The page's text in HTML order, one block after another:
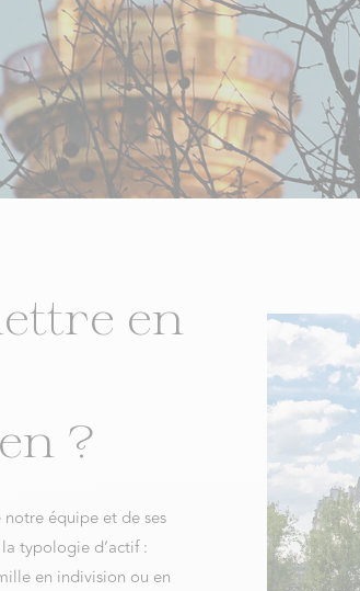
en
?
équipe et de ses
typologie d’actif :
en indivision ou en